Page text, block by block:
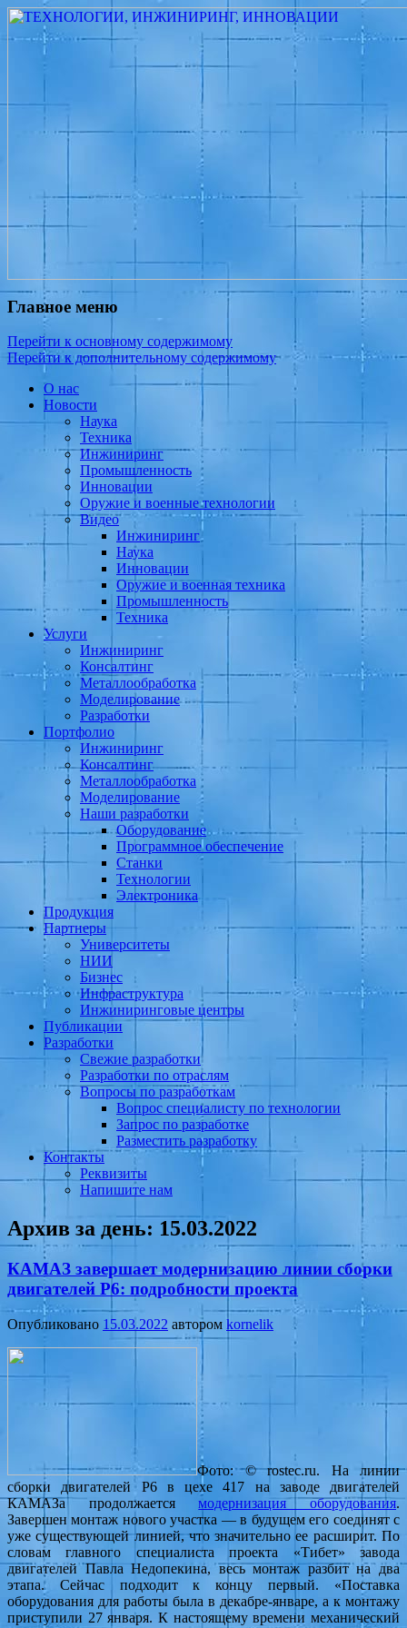
ТЕХНОЛОГИИ,
ИНЖИНИРИНГ,
ИННОВАЦИИ
Измеритель диаметра, измеритель
эксцентриситета, измеритель толщины,
машинное зрение, высоковольтный
испытатель ЗАСИ, проектирование,
изыскания, моделирование, технико-
экономическое обоснование,
исследования, разработка электроники
Главное меню
Перейти к основному содержимому
Перейти к дополнительному содержимому
О нас
Новости
Наука
Техника
Инжиниринг
Промышленность
Инновации
Оружие и военные технологии
Видео
Инжиниринг
Наука
Инновации
Оружие и военная техника
Промышленность
Техника
Услуги
Инжиниринг
Консалтинг
Металлообработка
Моделирование
Разработки
Портфолио
Инжиниринг
Консалтинг
Металлообработка
Моделирование
Наши разработки
Оборудование
Программное обеспечение
Станки
Технологии
Электроника
Продукция
Партнеры
Университеты
НИИ
Бизнес
Инфраструктура
Инжиниринговые центры
Публикации
Разработки
Свежие разработки
Разработки по отраслям
Вопросы по разработкам
Вопрос специалисту по технологии
Запрос по разработке
Разместить разработку
Контакты
Реквизиты
Напишите нам
Архив за день: 15.03.2022
КАМАЗ завершает модернизацию линии сборки
двигателей Р6: подробности проекта
Опубликовано 15.03.2022 автором kornelik
Фото:© rostec.ru. На линии
сборки двигателей Р6 в цехе 417 на заводе двигателей
КАМАЗа продолжаетсямодернизация оборудования.
Завершен монтаж нового участка — в будущем его соединят с
уже существующей линией, что значительно ее расширит. По
словам главного специалиста проекта «Тибет» завода
двигателей Павла Недопекина, весь монтаж разбит на два
этапа. Сейчас подходит к концу первый. «Поставка
оборудования для работы была в декабре-январе, а к монтажу
приступили 27 января. К настоящему времени механический